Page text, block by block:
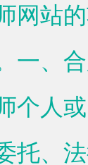
网站
一、
个人
托、